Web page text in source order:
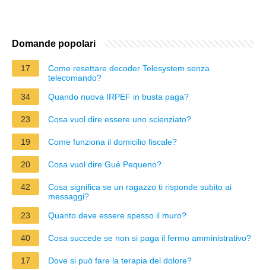
Domande popolari
17
Come resettare decoder Telesystem senza
telecomando?
34
Quando nuova IRPEF in busta paga?
23 Cosa vuol dire essere uno scienziato?
19 Come funziona il domicilio fiscale?
20 Cosa vuol dire Gué Pequeno?
42
Cosa significa se un ragazzo ti risponde subito ai
messaggi?
23
Quanto deve essere spesso il muro?
40 Cosa succede se non si paga il fermo amministrativo?
17 Dove si può fare la terapia del dolore?